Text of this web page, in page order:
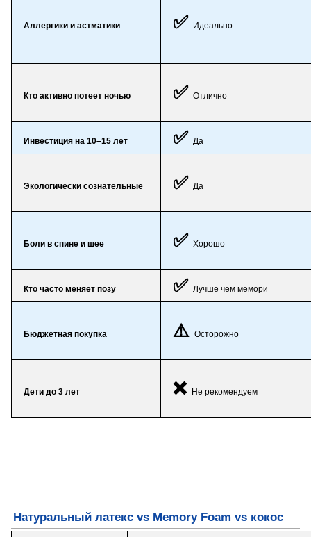
Аллергики и астматики ✅ Идеально
Кто активно потеет ночью ✅Отлично
Инвестиция на 10–15 лет ✅ Да
Экологически сознательные ✅ Да
Боли в спине и шее ✅Хорошо
Кто часто меняет позу ✅ Лучше чем мемори
Бюджетная покупка ⚠️Осторожно
Дети до 3 лет ❌ Не рекомендуем
Натуральный латекс vs Memory Foam vs кокос